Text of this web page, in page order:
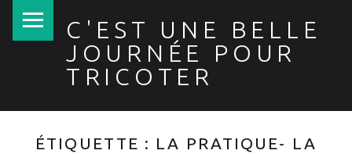
C'EST UNE BELLE
JOURNÉE POUR
TRICOTER
ÉTIQUETTE : LA PRATIQUE- LA